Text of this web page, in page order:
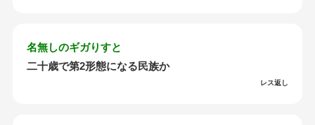
名無しのギガりすと
二十歳で第2形態になる民族か
レス返し